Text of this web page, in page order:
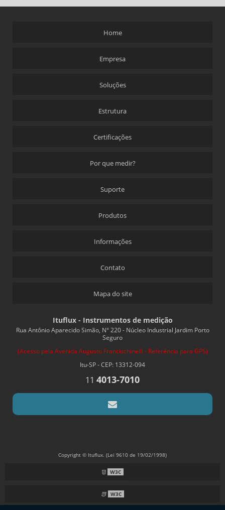
Home
Empresa
Soluções
Estrutura
Certificações
Por que medir?
Suporte
Produtos
Informações
Contato
Mapa do site
Ituflux - Instrumentos de medição
Rua Antônio Aparecido Simão, N° 220 - Núcleo Industrial Jardim Porto
Seguro
(Acesso pela Avenida Augusto Francischinelli - Referência para GPS)
Itu-SP - CEP: 13312-094
11 4013-7010
Copyright © Ituflux. (Lei 9610 de 19/02/1998)
W3C
W3C